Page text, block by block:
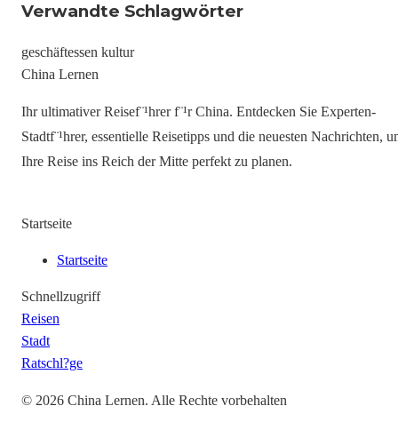
Verwandte Schlagwörter
geschäftessen kultur
China Lernen
Ihr ultimativer Reisef¨¹hrer f¨¹r China. Entdecken Sie Experten-
Stadtf¨¹hrer, essentielle Reisetipps und die neuesten Nachrichten,
Ihre Reise ins Reich der Mitte perfekt zu planen.
Startseite
Startseite
Schnellzugriff
Reisen
Stadt
Ratschl?ge
© 2026 China Lernen. Alle Rechte vorbehalten